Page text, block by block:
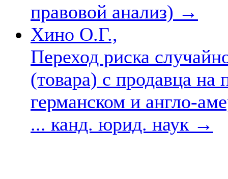
правовой анализ) →
Хино О.Г.,
Переход риска
(товара) с продавца на
германском и англо-
... канд. юрид. наук →